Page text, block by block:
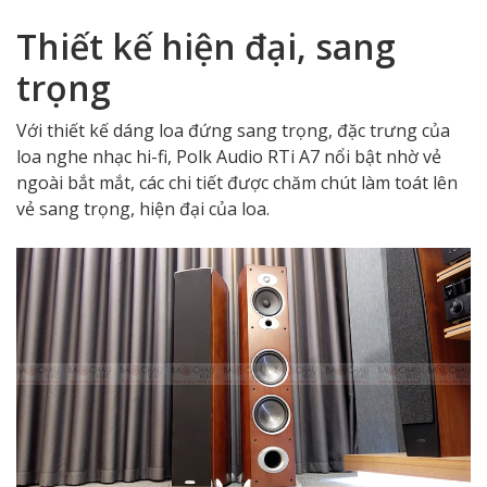
Thiết kế hiện đại, sang
trọng
Với thiết kế dáng loa đứng sang trọng, đặc trưng của
loa nghe nhạc hi-fi, Polk Audio RTi A7 nổi bật nhờ vẻ
ngoài bắt mắt, các chi tiết được chăm chút làm toát lên
vẻ sang trọng, hiện đại của loa.